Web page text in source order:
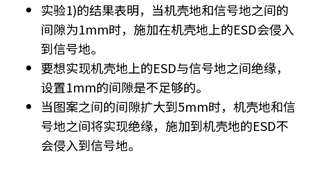
实验1)的结果表明，当机壳地和信号地之间的
间隙为1mm时，施加在机壳地上的ESD会侵入
到信号地。
要想实现机壳地上的ESD与信号地之间绝缘，
设置1mm的间隙是不足够的。
当图案之间的间隙扩大到5mm时，机壳地和信
号地之间将实现绝缘，施加到机壳地的ESD不
会侵入到信号地。